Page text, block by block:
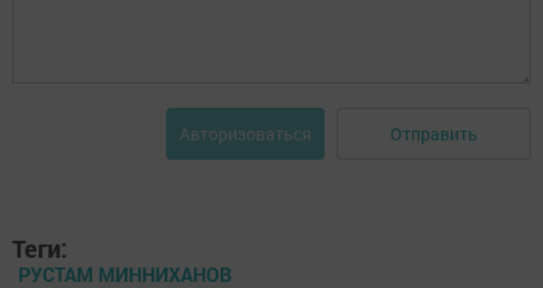
Авторизоваться Отправить
Теги:
РУСТАМ МИННИХАНОВ